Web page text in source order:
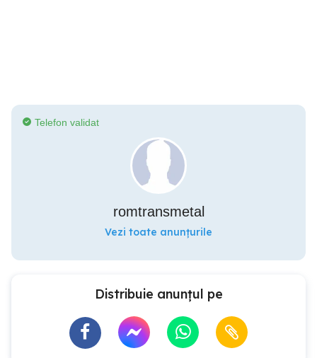
Telefon validat
romtransmetal
Vezi toate anunțurile
Distribuie anunțul pe